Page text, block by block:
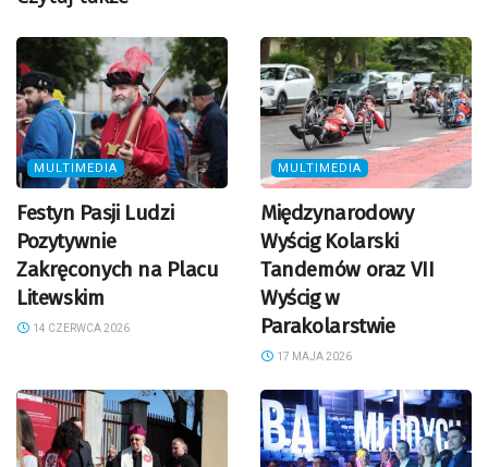
MULTIMEDIA
Festyn Pasji Ludzi
Pozytywnie
Zakręconych na Placu
Litewskim
14 CZERWCA 2026
MULTIMEDIA
Międzynarodowy
Wyścig Kolarski
Tandemów oraz VII
Wyścig w
Parakolarstwie
17 MAJA 2026